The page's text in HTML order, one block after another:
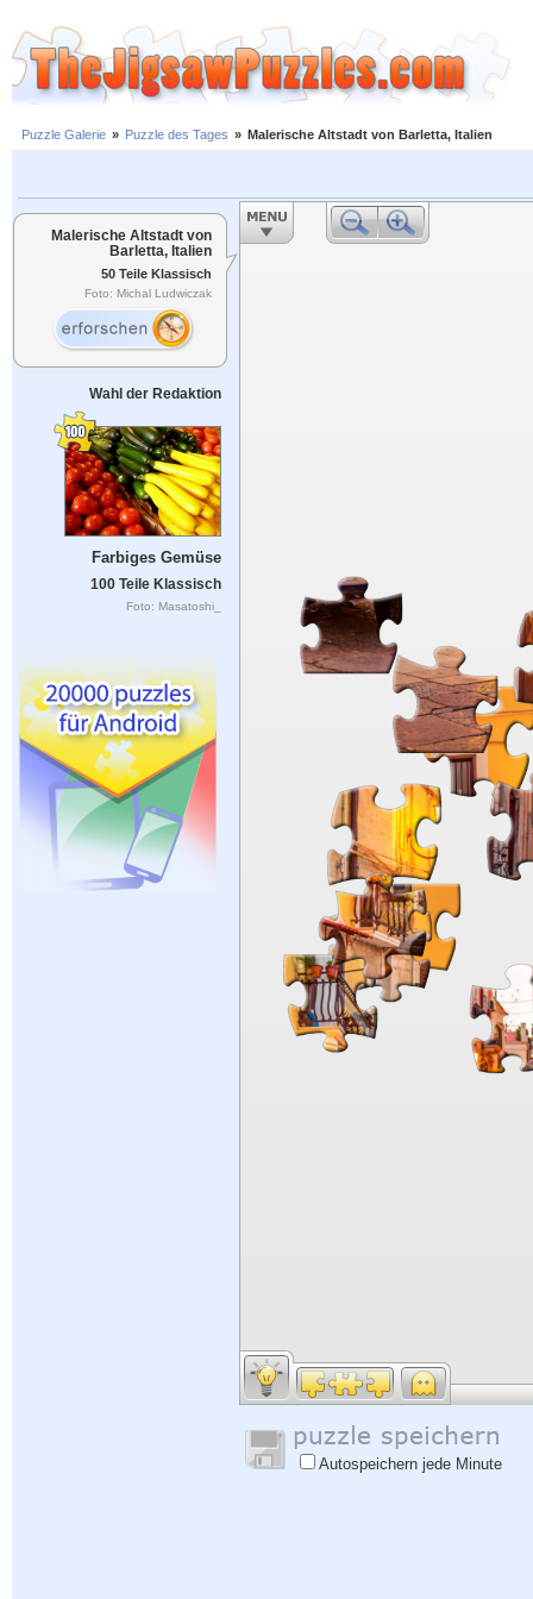
Puzzle Galerie » Puzzle des Tages » Malerische Altstadt von Barletta, Italien
Malerische Altstadt von
Barletta, Italien
50 Teile Klassisch
Foto: Michal Ludwiczak
Wahl der Redaktion
Farbiges Gemüse
100 Teile Klassisch
Foto: Masatoshi_
Autospeichern jede Minute